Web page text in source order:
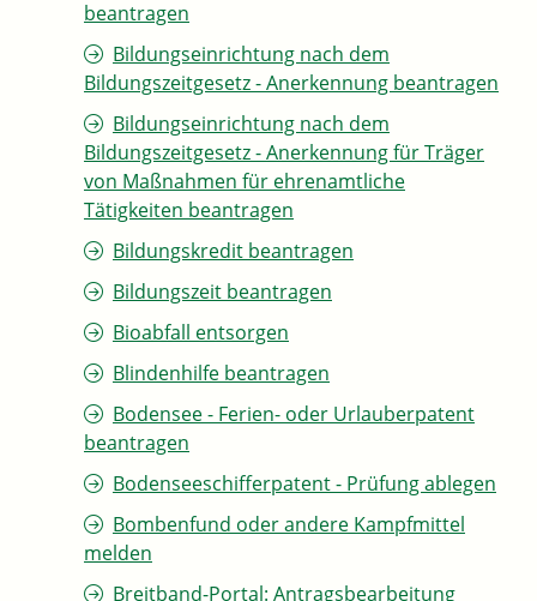
beantragen
Bildungseinrichtung nach dem
Bildungszeitgesetz - Anerkennung beantragen
Bildungseinrichtung nach dem
Bildungszeitgesetz - Anerkennung für Träger
von Maßnahmen für ehrenamtliche
Tätigkeiten beantragen
Bildungskredit beantragen
Bildungszeit beantragen
Bioabfall entsorgen
Blindenhilfe beantragen
Bodensee - Ferien- oder Urlauberpatent
beantragen
Bodenseeschifferpatent - Prüfung ablegen
Bombenfund oder andere Kampfmittel
melden
Breitband-Portal: Antragsbearbeitung